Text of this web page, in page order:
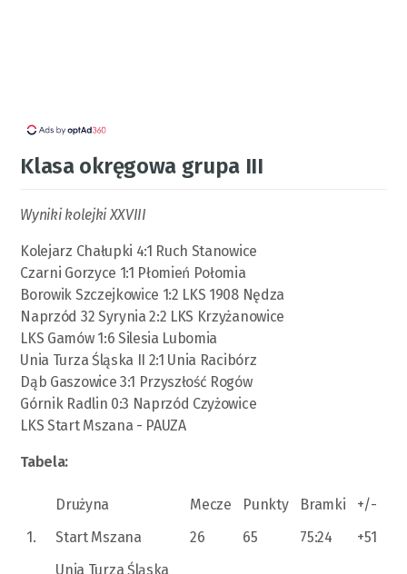
Klasa okręgowa grupa III
Wyniki kolejki XXVIII
Kolejarz Chałupki 4:1 Ruch Stanowice
Czarni Gorzyce 1:1 Płomień Połomia
Borowik Szczejkowice 1:2 LKS 1908 Nędza
Naprzód 32 Syrynia 2:2 LKS Krzyżanowice
LKS Gamów 1:6 Silesia Lubomia
Unia Turza Śląska II 2:1 Unia Racibórz
Dąb Gaszowice 3:1 Przyszłość Rogów
Górnik Radlin 0:3 Naprzód Czyżowice
LKS Start Mszana - PAUZA
Tabela:
Drużyna Mecze Punkty Bramki
+/-
1.
Start Mszana 26 65 75:24 +51
Unia Turza Śląska